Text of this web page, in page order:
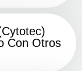
Con Otros